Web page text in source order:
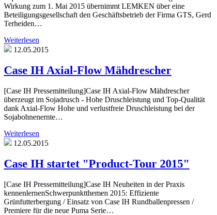
Wirkung zum 1. Mai 2015 übernimmt LEMKEN über eine
Beteiligungsgesellschaft den Geschäftsbetrieb der Firma GTS, Gerd
Terheiden…
Weiterlesen
12.05.2015
Case IH Axial-Flow Mähdrescher
[Case IH Pressemitteilung]Case IH Axial-Flow Mähdrescher
überzeugt im Sojadrusch - Hohe Druschleistung und Top-Qualität
dank Axial-Flow Hohe und verlustfreie Druschleistung bei der
Sojabohnenernte…
Weiterlesen
12.05.2015
Case IH startet "Product-Tour 2015"
[Case IH Pressemitteilung]Case IH Neuheiten in der Praxis
kennenlernenSchwerpunktthemen 2015: Effiziente
Grünfutterbergung / Einsatz von Case IH Rundballenpressen /
Premiere für die neue Puma Serie…